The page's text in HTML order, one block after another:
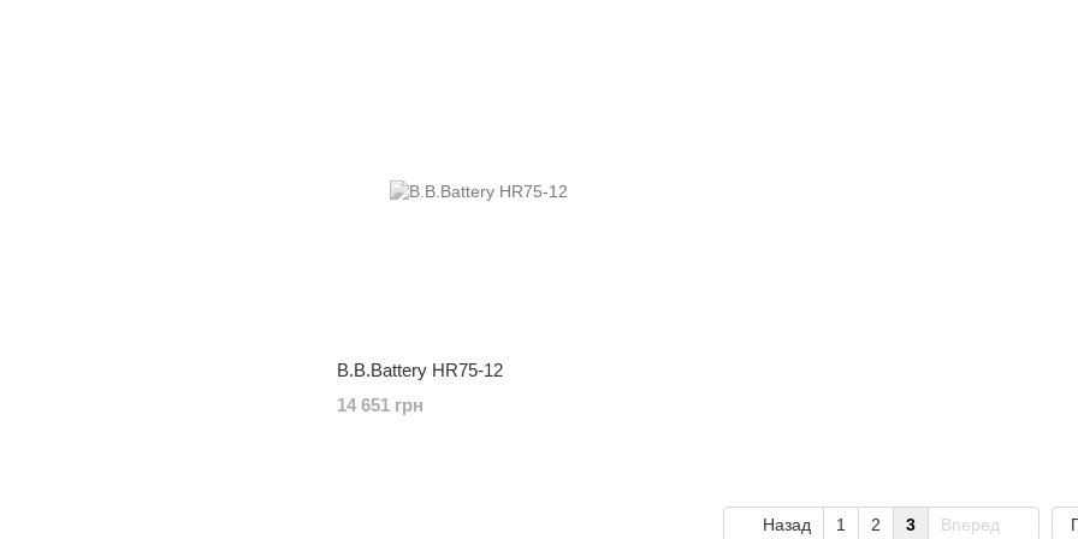
B.B.Battery HR75-12
14 651 грн
Назад 1 2 3 Вперед